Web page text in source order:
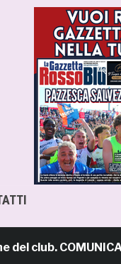
club. COMUNICATO